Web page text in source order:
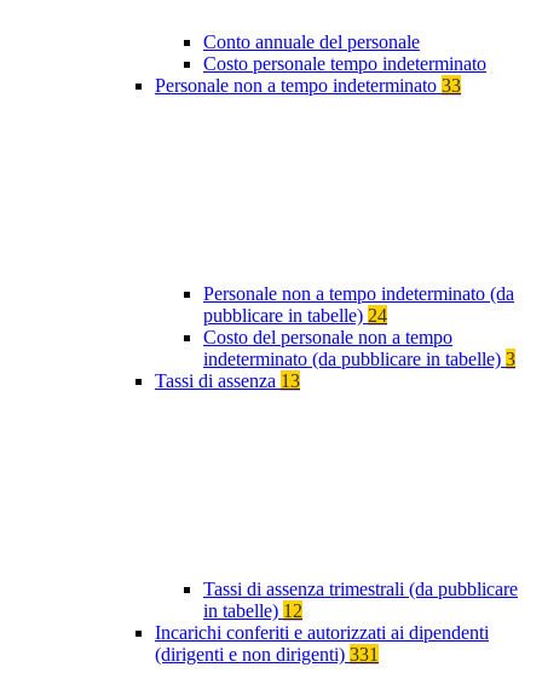
Conto annuale del personale
Costo personale tempo indeterminato
Personale non a tempo indeterminato 33
Personale non a tempo indeterminato (da
pubblicare in tabelle) 24
Costo del personale non a tempo
indeterminato (da pubblicare in tabelle) 3
Tassi di assenza 13
Tassi di assenza trimestrali (da pubblicare
in tabelle) 12
Incarichi conferiti e autorizzati ai dipendenti
(dirigenti e non dirigenti) 331